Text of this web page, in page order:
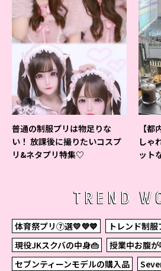
普通の制服プリは物足りな
い！ 放課後に撮りたいコスプ
リ&ネタプリ特集♡
【
しゃ
ット
TREND
体育祭プリ⑦選💛💜💙
トレンド制
現役JKスクバの中身👜
授業中お腹
セブンティーンモデルの購入品